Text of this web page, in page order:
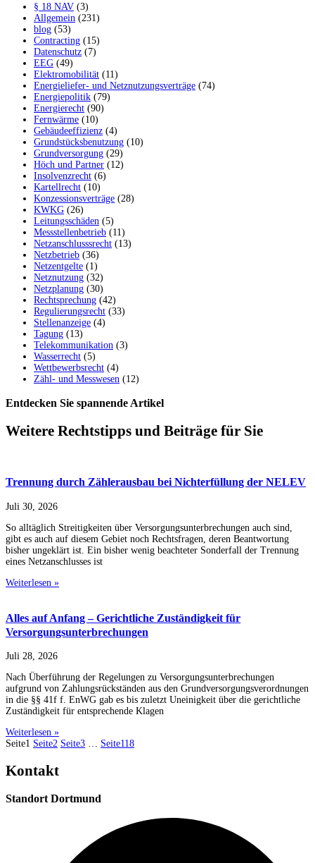
§ 18 NAV (3)
Allgemein (231)
blog (53)
Contracting (15)
Datenschutz (7)
EEG (49)
Elektromobilität (11)
Energieliefer- und Netznutzungsverträge (74)
Energiepolitik (79)
Energierecht (90)
Fernwärme (10)
Gebäudeeffizienz (4)
Grundstücksbenutzung (10)
Grundversorgung (29)
Höch und Partner (12)
Insolvenzrecht (6)
Kartellrecht (10)
Konzessionsverträge (28)
KWKG (26)
Leitungsschäden (5)
Messstellenbetrieb (11)
Netzanschlusssrecht (13)
Netzbetrieb (36)
Netzentgelte (1)
Netznutzung (32)
Netzplanung (30)
Rechtsprechung (42)
Regulierungsrecht (33)
Stellenanzeige (4)
Tagung (13)
Telekommunikation (3)
Wasserrecht (5)
Wettbewerbsrecht (4)
Zähl- und Messwesen (12)
Entdecken Sie spannende Artikel
Weitere Rechtstipps und Beiträge für Sie
Trennung durch Zählerausbau bei Nichterfüllung der NELEV
Juli 30, 2026
So alltäglich Streitigkeiten über Versorgungsunterbrechungen auch sind,
gibt es auch auf diesem Gebiet noch Rechtsfragen, deren Beantwortung
bisher ungeklärt ist. Ein bisher wenig beachteter Sonderfall der Trennung
eines Netzanschlusses ist
Weiterlesen »
Alles auf Anfang – Gerichtliche Zuständigkeit für
Versorgungsunterbrechungen
Juli 28, 2026
Nach Überführung der Regelungen zu Versorgungsunterbrechungen
aufgrund von Zahlungsrückständen aus den Grundversorgungsverordnungen
in die §§ 41f f. EnWG gab es bis zuletzt Uneinigkeit über die gerichtliche
Zuständigkeit für entsprechende Klagen
Weiterlesen »
Seite1 Seite2 Seite3 … Seite118
Kontakt
Standort Dortmund